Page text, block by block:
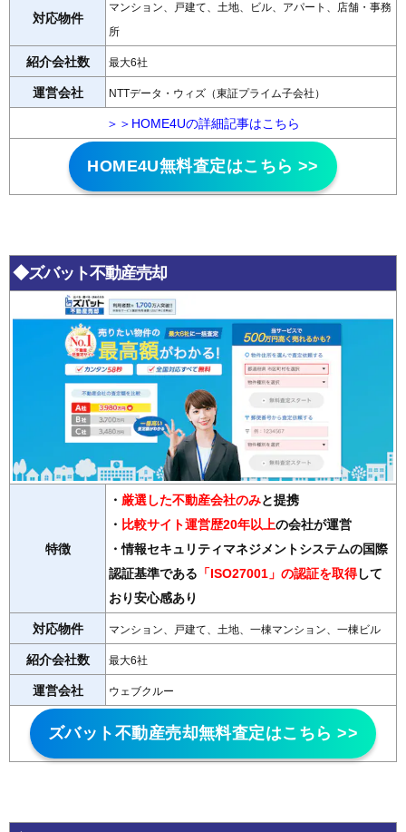
対応物件
マンション、戸建て、土地、ビル、アパート、店舗・事務
所
紹介会社数 最大6社
運営会社 NTTデータ・ウィズ（東証プライム子会社）
＞＞HOME4Uの詳細記事はこちら
HOME4U無料査定はこちら >>
◆ズバット不動産売却
特徴
・ 厳選した不動産会社のみと提携
・ 比較サイト運営歴20年以上の会社が運営
・情報セキュリティマネジメントシステムの国際
認証基準である 「ISO27001」の認証を取得して
おり安心感あり
対応物件 マンション、戸建て、土地、一棟マンション、一棟ビル
紹介会社数 最大6社
運営会社 ウェブクルー
ズバット不動産売却無料査定はこちら >>